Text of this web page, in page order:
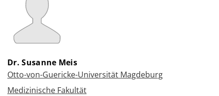
Dr. Susanne Meis
Otto-von-Guericke-Universität Magdeburg
Medizinische Fakultät